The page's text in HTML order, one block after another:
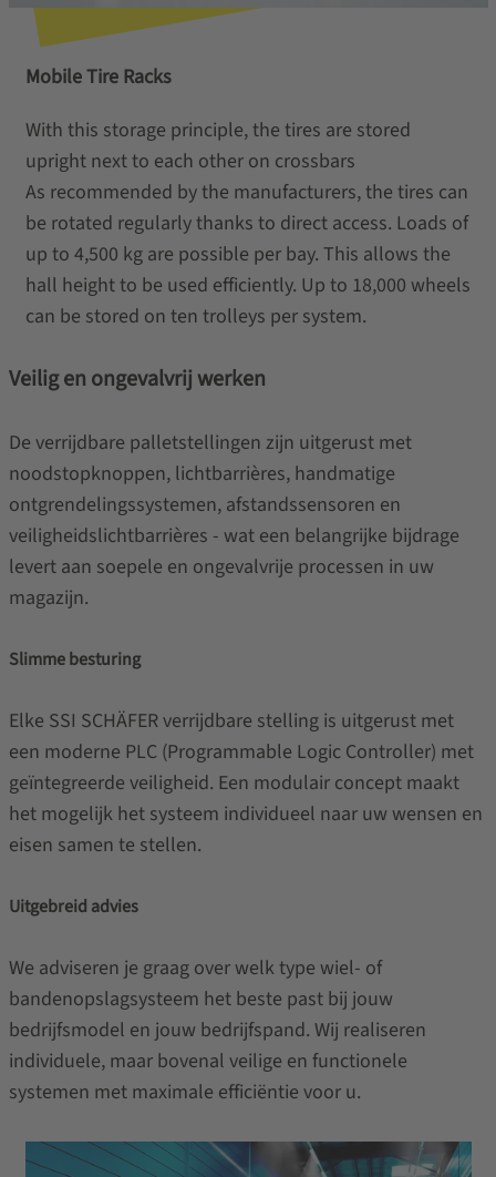
Mobile Tire Racks
With this storage principle, the tires are stored
upright next to each other on crossbars
As recommended by the manufacturers, the tires can
be rotated regularly thanks to direct access. Loads of
up to 4,500 kg are possible per bay. This allows the
hall height to be used efficiently. Up to 18,000 wheels
can be stored on ten trolleys per system.
Veilig en ongevalvrij werken
De verrijdbare palletstellingen zijn uitgerust met
noodstopknoppen, lichtbarrières, handmatige
ontgrendelingssystemen, afstandssensoren en
veiligheidslichtbarrières - wat een belangrijke bijdrage
levert aan soepele en ongevalvrije processen in uw
magazijn.
Slimme besturing
Elke SSI SCHÄFER verrijdbare stelling is uitgerust met
een moderne PLC (Programmable Logic Controller) met
geïntegreerde veiligheid. Een modulair concept maakt
het mogelijk het systeem individueel naar uw wensen en
eisen samen te stellen.
Uitgebreid advies
We adviseren je graag over welk type wiel- of
bandenopslagsysteem het beste past bij jouw
bedrijfsmodel en jouw bedrijfspand. Wij realiseren
individuele, maar bovenal veilige en functionele
systemen met maximale efficiëntie voor u.